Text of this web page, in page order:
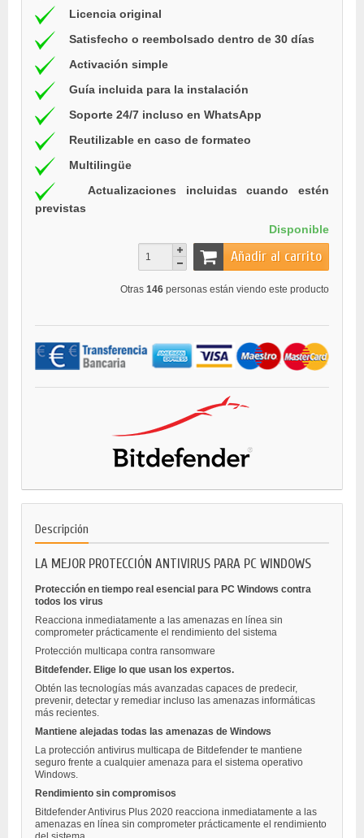
Licencia original
Satisfecho o reembolsado dentro de 30 días
Activación simple
Guía incluida para la instalación
Soporte 24/7 incluso en WhatsApp
Reutilizable en caso de formateo
Multilingüe
Actualizaciones incluidas cuando estén
previstas
Disponible
Añadir al carrito
Otras 146 personas están viendo este producto
Descripción
LA MEJOR PROTECCIÓN ANTIVIRUS PARA PC WINDOWS
Protección en tiempo real esencial para PC Windows contra
todos los virus
Reacciona inmediatamente a las amenazas en línea sin
comprometer prácticamente el rendimiento del sistema
Protección multicapa contra ransomware
Bitdefender. Elige lo que usan los expertos.
Obtén las tecnologías más avanzadas capaces de predecir,
prevenir, detectar y remediar incluso las amenazas informáticas
más recientes.
Mantiene alejadas todas las amenazas de Windows
La protección antivirus multicapa de Bitdefender te mantiene
seguro frente a cualquier amenaza para el sistema operativo
Windows.
Rendimiento sin compromisos
Bitdefender Antivirus Plus 2020 reacciona inmediatamente a las
amenazas en línea sin comprometer prácticamente el rendimiento